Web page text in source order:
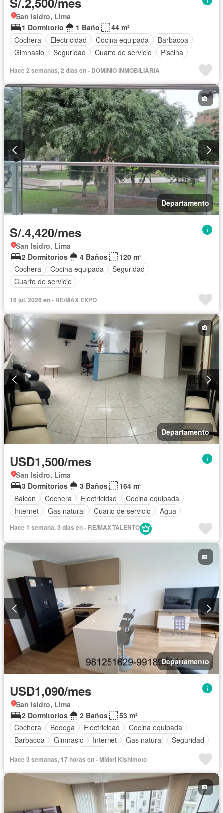
San Isidro, Lima
1 Dormitorio
1 Baño
44 m²
Cochera
Electricidad Cocina equipada
Barbacoa
Gimnasio
Seguridad Cuarto de servicio Piscina
Hace 2 semanas, 2 días en - DOMINIO INMOBILIARIA
Departamento
S/.4,420/mes
San Isidro, Lima
2 Dormitorios
4 Baños
120 m²
Cochera
Cocina equipada
Seguridad
Cuarto de servicio
16 jul. 2026 en - RE/MAX EXPO
Departamento
USD1,500/mes
San Isidro, Lima
3 Dormitorios
3 Baños
164 m²
Balcón
Cochera Electricidad
Cocina equipada
Internet
Gas natural Cuarto de servicio Agua
Hace 1 semana, 3 días en - RE/MAX TALENTO
Departamento
USD1,090/mes
San Isidro, Lima
2 Dormitorios
2 Baños
53 m²
Cochera
Bodega Electricidad
Cocina equipada
Barbacoa
Gimnasio Internet Gas natural
Seguridad
Hace 3 semanas, 17 horas en - Midori Kishimoto